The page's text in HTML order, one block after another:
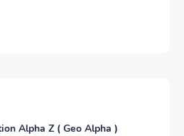
Alpha Z ( Geo Alpha )